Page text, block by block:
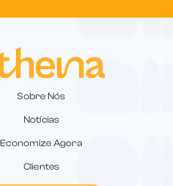
Sobre Nós
Notícias
Economize Agora
Clientes